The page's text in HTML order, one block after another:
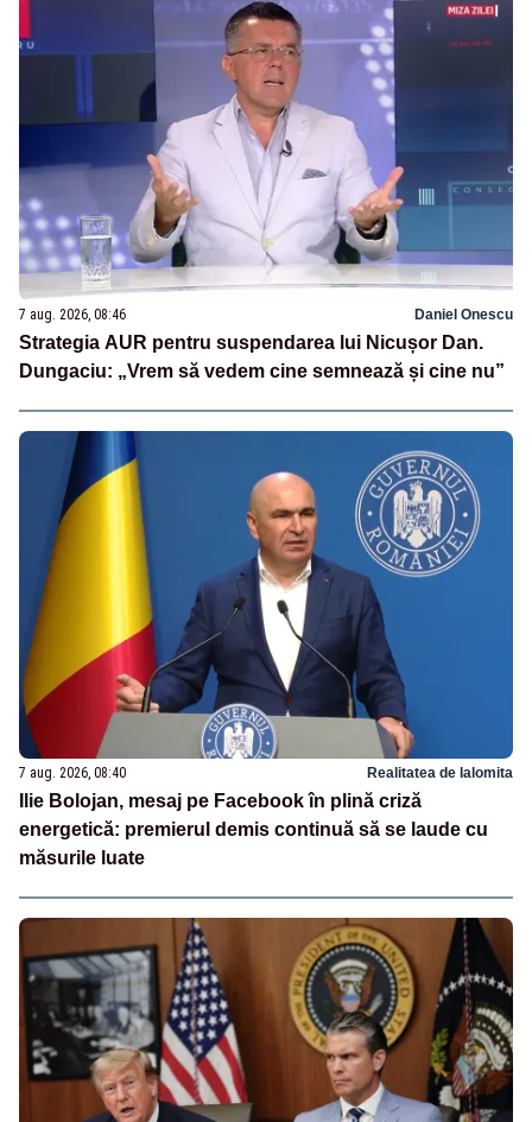
7 aug. 2026, 08:46 Daniel Onescu
Strategia AUR pentru suspendarea lui Nicușor Dan.
Dungaciu: „Vrem să vedem cine semnează și cine nu”
7 aug. 2026, 08:40 Realitatea de Ialomita
Ilie Bolojan, mesaj pe Facebook în plină criză
energetică: premierul demis continuă să se laude cu
măsurile luate